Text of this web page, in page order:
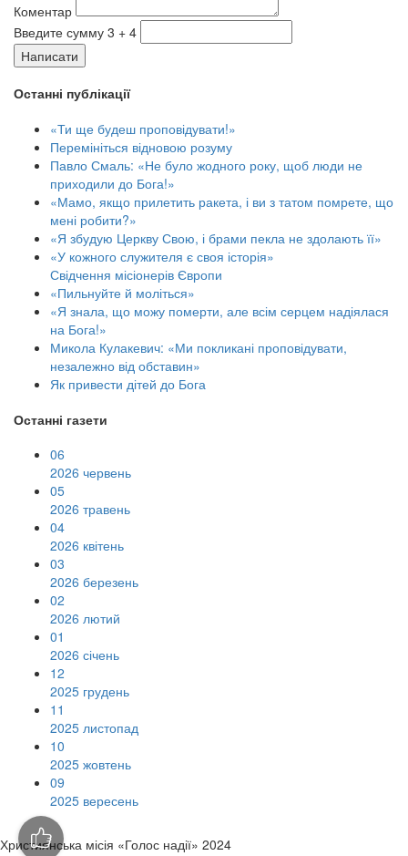
Коментар
Введите сумму 3 + 4
Написати
Останні публікації
«Ти ще будеш проповідувати!»
Перемініться відновою розуму
Павло Смаль: «Не було жодного року, щоб люди не
приходили до Бога!»
«Мамо, якщо прилетить ракета, і ви з татом помрете, що
мені робити?»
«Я збудую Церкву Свою, і брами пекла не здолають її»
«У кожного служителя є своя історія»
Свідчення місіонерів Європи
«Пильнуйте й моліться»
«Я знала, що можу померти, але всім серцем надіялася
на Бога!»
Микола Кулакевич: «Ми покликані проповідувати,
незалежно від обставин»
Як привести дітей до Бога
Останні газети
06
2026 червень
05
2026 травень
04
2026 квітень
03
2026 березень
02
2026 лютий
01
2026 січень
12
2025 грудень
11
2025 листопад
10
2025 жовтень
09
2025 вересень
Християнська місія «Голос надії» 2024